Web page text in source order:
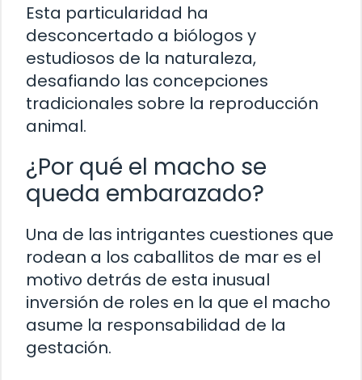
Esta particularidad ha
desconcertado a biólogos y
estudiosos de la naturaleza,
desafiando las concepciones
tradicionales sobre la reproducción
animal.
¿Por qué el macho se
queda embarazado?
Una de las intrigantes cuestiones que
rodean a los caballitos de mar es el
motivo detrás de esta inusual
inversión de roles en la que el macho
asume la responsabilidad de la
gestación.